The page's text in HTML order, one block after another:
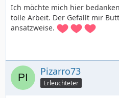
Ich möchte mich hier
tolle Arbeit. Der Gefällt mir
ansatzweise.
Pizarro73
Erleuchteter